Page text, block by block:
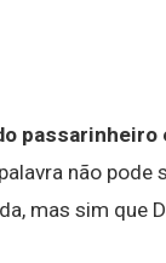
passarinheiro
não pode
mas sim que